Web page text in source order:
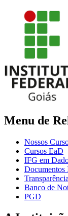
Menu de
Nossos
Cursos EaD
IFG em
Documentos
Transparência
Banco de
PGD